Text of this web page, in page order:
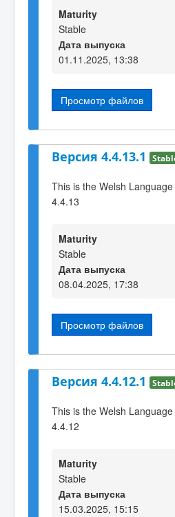
Maturity
Stable
Дата выпуска
01.11.2025, 13:38
Просмотр файлов
Версия 4.4.13.1
This is the Welsh
4.4.13
Maturity
Stable
Дата выпуска
08.04.2025, 17:38
Просмотр файлов
Версия 4.4.12.1
This is the Welsh
4.4.12
Maturity
Stable
Дата выпуска
15.03.2025, 15:15